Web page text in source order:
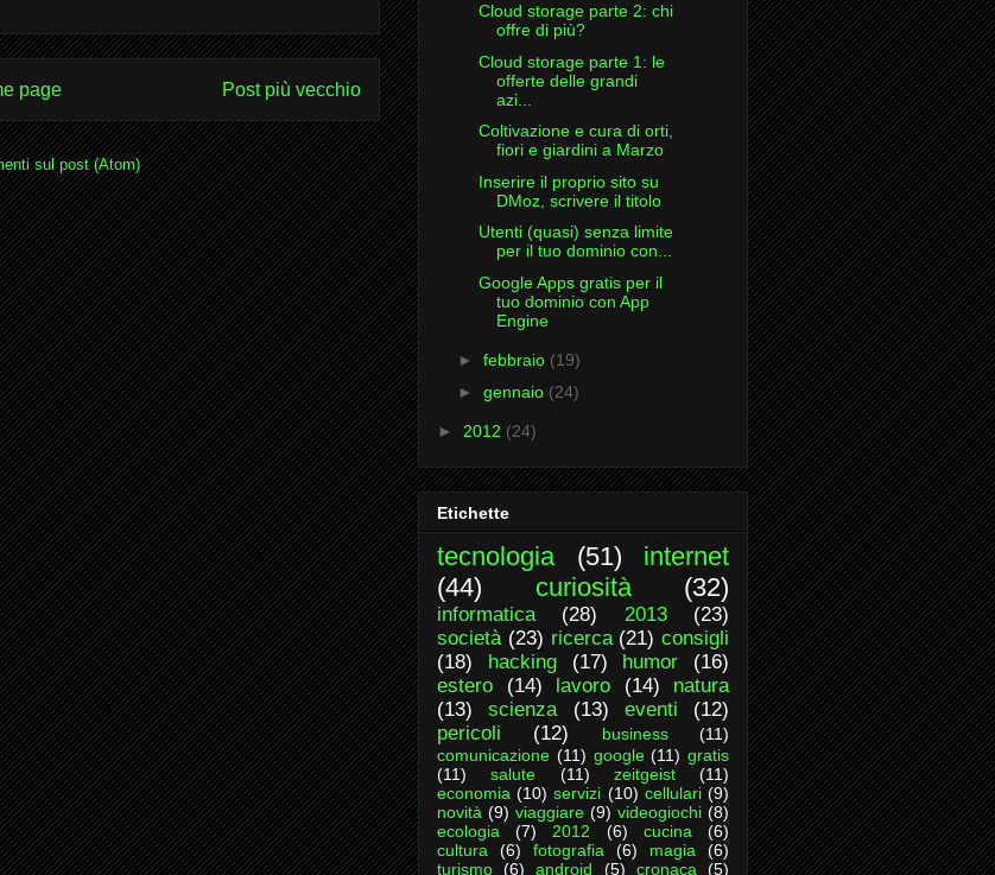
Post più vecchio
page
sul post (Atom)
Cloud storage parte 2: chi
offre di più?
Cloud storage parte 1: le
offerte delle grandi
azi...
Coltivazione e cura di orti,
fiori e giardini a Marzo
Inserire il proprio sito su
DMoz, scrivere il titolo
Utenti (quasi) senza limite
per il tuo dominio con...
Google Apps gratis per il
tuo dominio con App
Engine
► febbraio (19)
► gennaio (24)
► 2012 (24)
Etichette
tecnologia (51)
internet
(44)
curiosità (32)
informatica (28) 2013
(23)
società (23) ricerca (21) consigli
(18)
hacking (17) humor
(16)
estero
(14) lavoro (14)
natura
(13)
scienza (13) eventi
(12)
pericoli
(12) business
(11)
comunicazione (11) google (11) gratis
(11)
salute (11) zeitgeist
(11)
economia (10) servizi (10) cellulari (9)
novità (9) viaggiare (9) videogiochi (8)
ecologia
(7) 2012 (6) cucina
(6)
cultura
(6) fotografia (6) magia
(6)
turismo (6) android (5) cronaca (5)